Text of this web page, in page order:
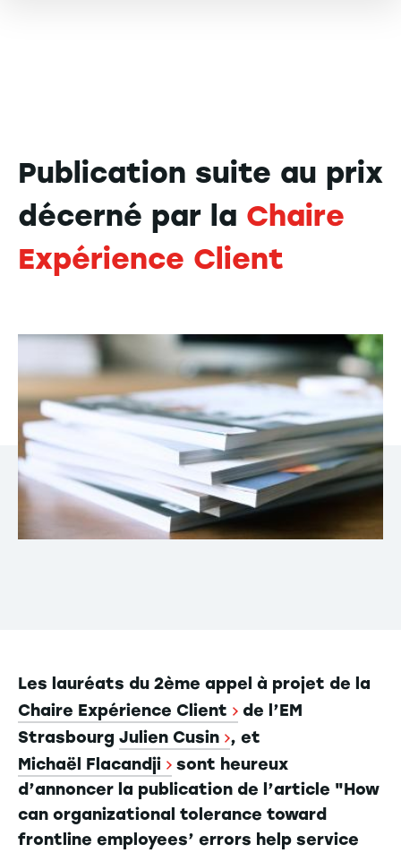
Publication suite au prix
décerné par la Chaire
Expérience Client
Les lauréats du 2ème appel à projet de la
Chaire Expérience Client
de l’EM
Strasbourg Julien Cusin , et
Michaël Flacandji
sont heureux
d’annoncer la publication de l’article "How
can organizational tolerance toward
frontline employees’ errors help service